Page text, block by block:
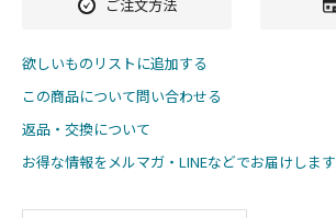
ご注文方法
欲しいものリストに追加する
この商品について問い合わせる
返品・交換について
お得な情報をメルマガ・LINEなどでお届けします